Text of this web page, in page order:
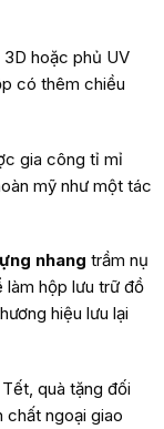
hoặc phủ UV
có thêm chiều
gia công tỉ mỉ
mỹ như một tác
nhang trầm nụ
làm hộp lưu trữ đồ
hiệu lưu lại
quà tặng đối
chất ngoại giao